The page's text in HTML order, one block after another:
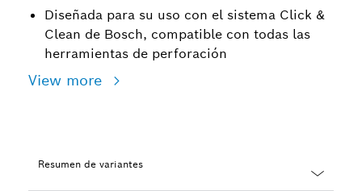
Diseñada para su uso con el sistema Click &
Clean de Bosch, compatible con todas las
herramientas de perforación
View more
Resumen de variantes